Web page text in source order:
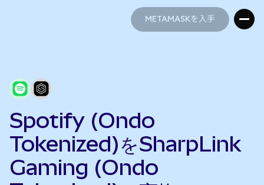
METAMASKを入手
Spotify (Ondo
Tokenized)をSharpLink
Gaming (Ondo